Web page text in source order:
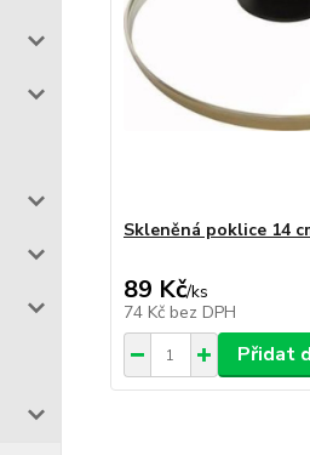
Skleněná poklice 14
89 Kč/ks
74 Kč bez DPH
Přidat